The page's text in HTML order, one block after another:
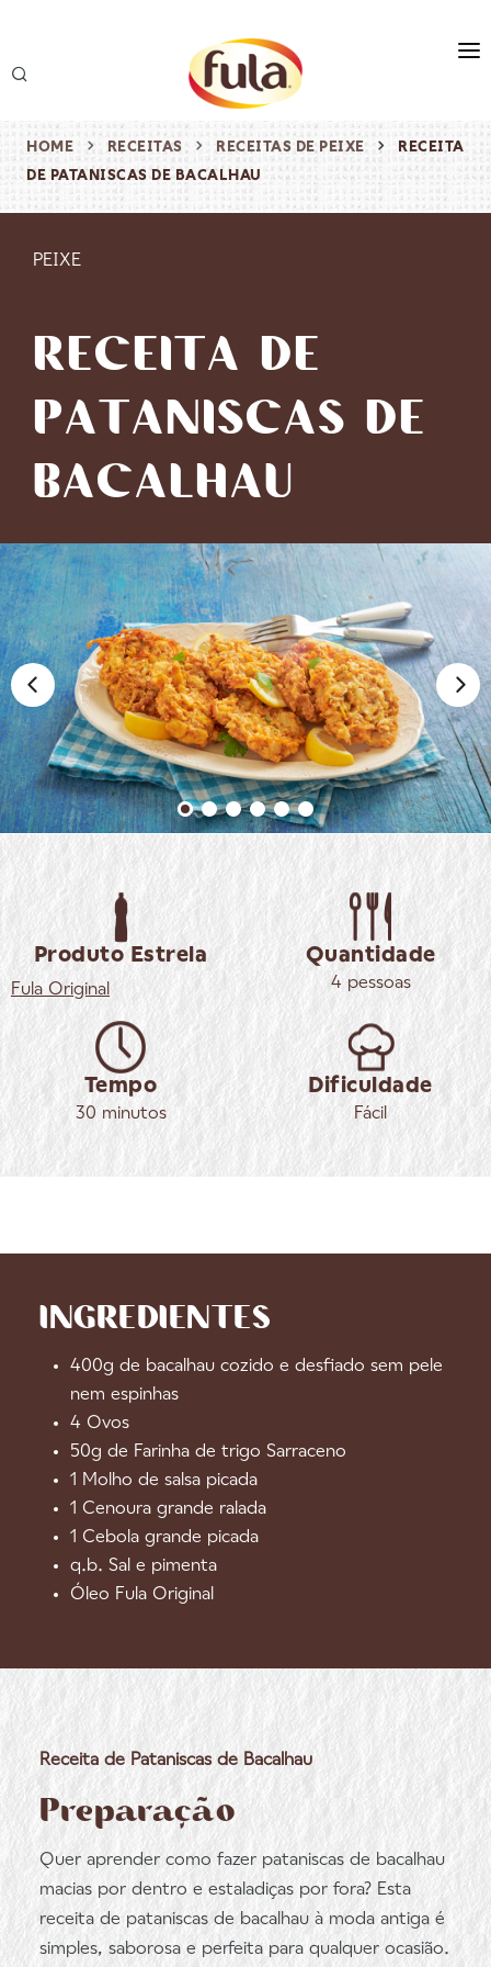
produtos
receitas
HOME RECEITAS RECEITAS DE PEIXE
RECEITA
DE PATANISCAS DE BACALHAU
PEIXE
RECEITA DE
PATANISCAS DE
BACALHAU
Produto Estrela
Fula Original
Quantidade
4 pessoas
Tempo
30 minutos
Dificuldade
Fácil
Receita de Pataniscas de Bacalhau
Preparação
Quer aprender como fazer pataniscas de bacalhau
macias por dentro e estaladiças por fora? Esta
receita de pataniscas de bacalhau à moda antiga é
simples, saborosa e perfeita para qualquer ocasião.
INGREDIENTES
400g de bacalhau cozido e desfiado sem pele
nem espinhas
4 Ovos
50g de Farinha de trigo Sarraceno
1 Molho de salsa picada
1 Cenoura grande ralada
1 Cebola grande picada
q.b. Sal e pimenta
Óleo Fula Original